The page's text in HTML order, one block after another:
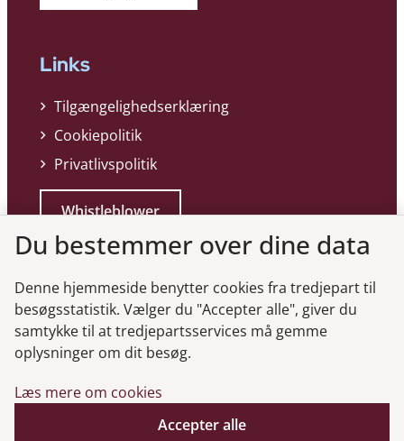
Links
Tilgængelighedserklæring
Cookiepolitik
Privatlivspolitik
Whistleblower
Genveje
Gå til virksomhedsregisteret
Gå til selskabsmeddelelser
Du bestemmer over dine data
Denne hjemmeside benytter cookies fra tredjepart til
besøgsstatistik. Vælger du "Accepter alle", giver du
samtykke til at tredjepartsservices må gemme
oplysninger om dit besøg.
Læs mere om cookies
Accepter alle